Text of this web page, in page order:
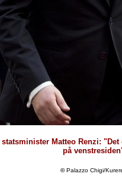
statsminister Matteo Renzi:
på
© Palazzo Chigi/